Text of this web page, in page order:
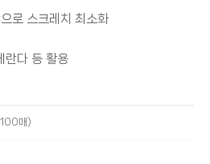
로 스크레치 최소화
란다 등 활용
매)